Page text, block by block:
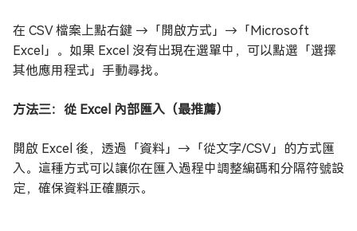
在 CSV 檔案上點右鍵 →「開啟方式」→「Microsoft
Excel」。如果 Excel 沒有出現在選單中，可以點選「選擇
其他應用程式」手動尋找。
方法三：從 Excel 內部匯入（最推薦）
開啟 Excel 後，透過「資料」→「從文字/CSV」的方式匯
入。這種方式可以讓你在匯入過程中調整編碼和分隔符號設
定，確保資料正確顯示。